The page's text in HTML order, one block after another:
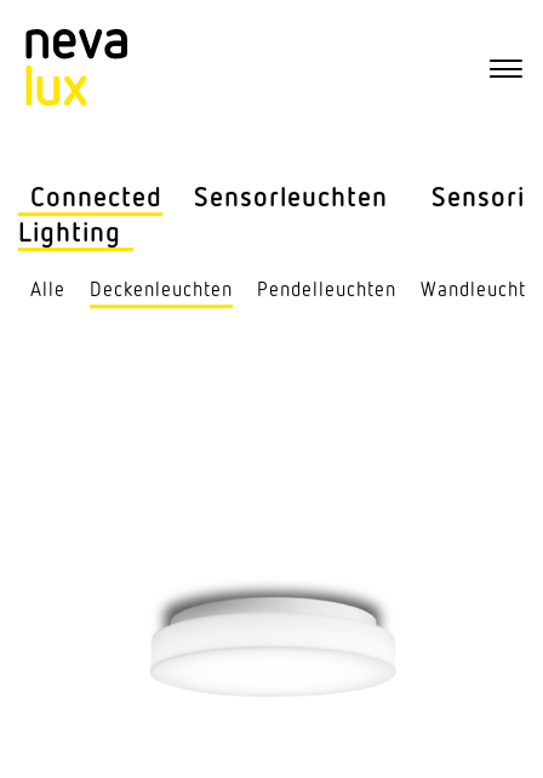
Connected
Lighting
Sensor­leuchten Sensorik
Alle Decken­leuchten Pendel­leuchten